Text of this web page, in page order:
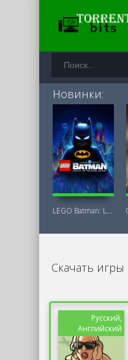
Новинки:
LEGO Batman: Legacy of the Dark Knight
Русский,
Английский